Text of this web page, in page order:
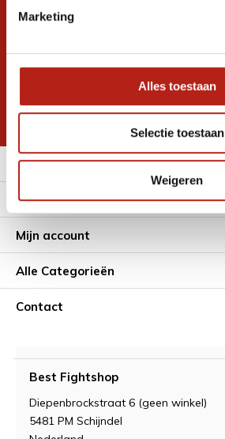
Marketing
Alles toestaan
Selectie toestaan
Weigeren
promoties
* Lees hier de wettelijke beperkingen
Meer informatie
Klantenservice
Mijn account
Alle Categorieën
Contact
Best Fightshop
Diepenbrockstraat 6 (geen winkel)
5481 PM Schijndel